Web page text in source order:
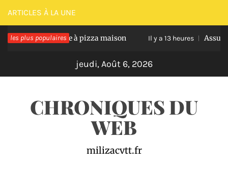
Passer
au
contenu
ARTICLES À LA UNE
les plus populaires
une pâte à pizza maison Il y a 13 heures Assurance auto
jeudi, Août 6, 2026
CHRONIQUES DU
WEB
milizacvtt.fr